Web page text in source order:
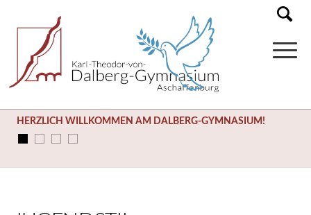
HERZLICH WILLKOMMEN AM DALBERG-GYMNASIUM!